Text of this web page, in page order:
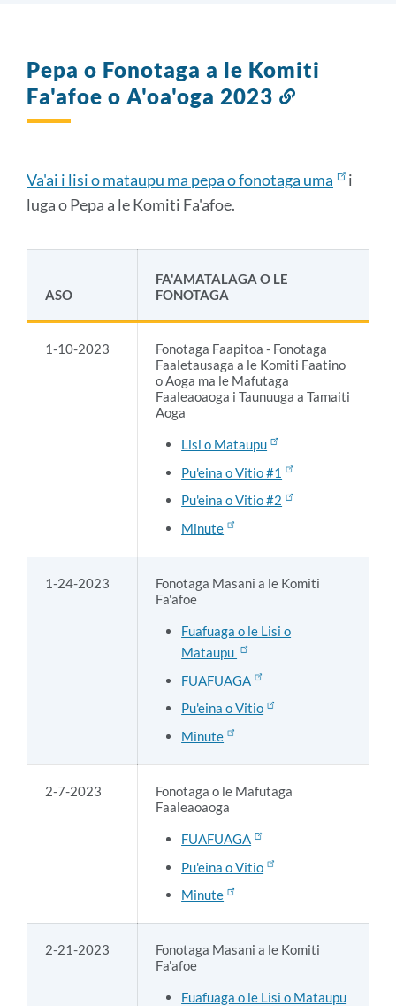
Pepa o Fonotaga a le Komiti
Fa'afoe o A'oa'oga 2023
Va'ai i lisi o mataupu ma pepa o fonotaga uma
i
luga o Pepa a le Komiti Fa'afoe.
ASO
FA'AMATALAGA O LE
FONOTAGA
1-10-2023
Fonotaga Faapitoa - Fonotaga
Faaletausaga a le Komiti Faatino
o Aoga ma le Mafutaga
Faaleaoaoga i Taunuuga a Tamaiti
Aoga
Lisi o Mataupu
Pu'eina o Vitio #1
Pu'eina o Vitio #2
Minute
1-24-2023
Fonotaga Masani a le Komiti
Fa'afoe
Fuafuaga o le Lisi o
Mataupu
FUAFUAGA
Pu'eina o Vitio
Minute
2-7-2023
Fonotaga o le Mafutaga
Faaleaoaoga
FUAFUAGA
Pu'eina o Vitio
Minute
2-21-2023
Fonotaga Masani a le Komiti
Fa'afoe
Fuafuaga o le Lisi o Mataupu